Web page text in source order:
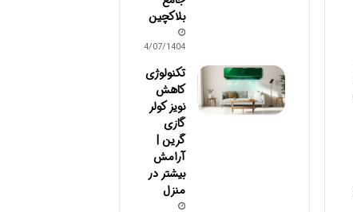
بلاکچین
04/07/1404
تکنولوژی
کاهش
نویز کولر
گازی
گرین |
آرامش
بیشتر در
منزل